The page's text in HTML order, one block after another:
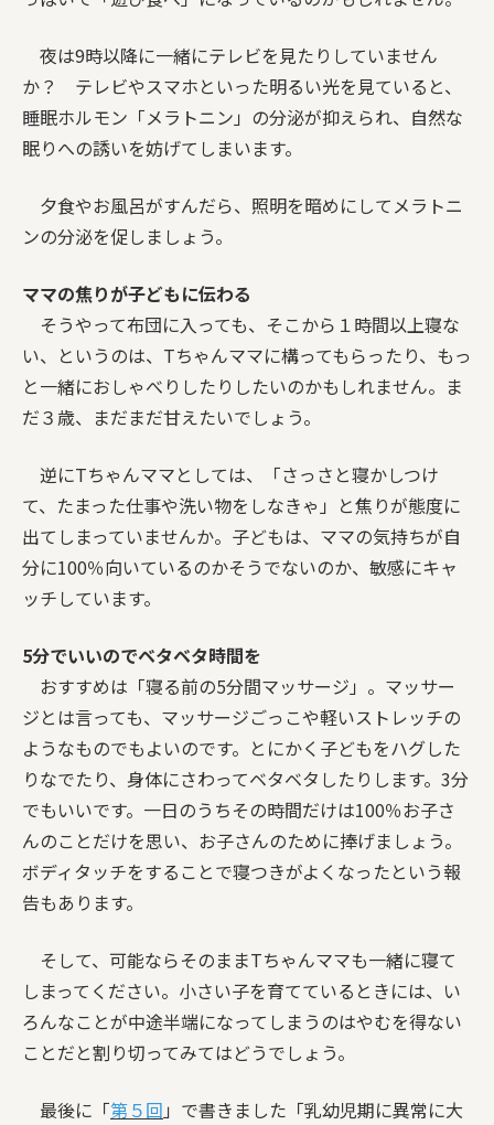
夜は9時以降に一緒にテレビを見たりしていません
か？ テレビやスマホといった明るい光を見ていると、
睡眠ホルモン「メラトニン」の分泌が抑えられ、自然な
眠りへの誘いを妨げてしまいます。
夕食やお風呂がすんだら、照明を暗めにしてメラトニ
ンの分泌を促しましょう。
ママの焦りが子どもに伝わる
そうやって布団に入っても、そこから１時間以上寝な
い、というのは、Tちゃんママに構ってもらったり、もっ
と一緒におしゃべりしたりしたいのかもしれません。ま
だ３歳、まだまだ甘えたいでしょう。
逆にTちゃんママとしては、「さっさと寝かしつけ
て、たまった仕事や洗い物をしなきゃ」と焦りが態度に
出てしまっていませんか。子どもは、ママの気持ちが自
分に100％向いているのかそうでないのか、敏感にキャ
ッチしています。
5分でいいのでベタベタ時間を
おすすめは「寝る前の5分間マッサージ」。マッサー
ジとは言っても、マッサージごっこや軽いストレッチの
ようなものでもよいのです。とにかく子どもをハグした
りなでたり、身体にさわってベタベタしたりします。3分
でもいいです。一日のうちその時間だけは100％お子さ
んのことだけを思い、お子さんのために捧げましょう。
ボディタッチをすることで寝つきがよくなったという報
告もあります。
そして、可能ならそのままTちゃんママも一緒に寝て
しまってください。小さい子を育てているときには、い
ろんなことが中途半端になってしまうのはやむを得ない
ことだと割り切ってみてはどうでしょう。
最後に「第５回 」で書きました「乳幼児期に異常に大